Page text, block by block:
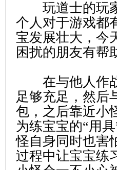
玩道士的玩家
个人对于游戏都
宝发展壮大，今
困扰的朋友有帮
在与他人作战
足够充足，然后
包，之后靠近小
为练宝宝的“用
怪自身同时也害
过程中让宝宝练